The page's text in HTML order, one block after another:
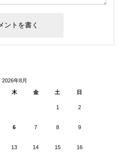
2026年8月
木 金 土 日
1 2
6 7 8 9
13 14 15 16